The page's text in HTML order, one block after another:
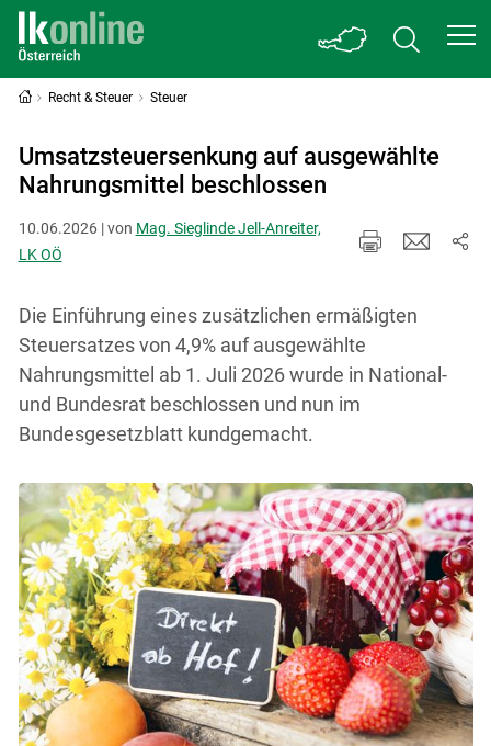
Recht & Steuer Steuer
Umsatzsteuersenkung auf ausgewählte
Nahrungsmittel beschlossen
10.06.2026 | von Mag. Sieglinde Jell-Anreiter,
LK OÖ
Die Einführung eines zusätzlichen ermäßigten
Steuersatzes von 4,9% auf ausgewählte
Nahrungsmittel ab 1. Juli 2026 wurde in National-
und Bundesrat beschlossen und nun im
Bundesgesetzblatt kundgemacht.